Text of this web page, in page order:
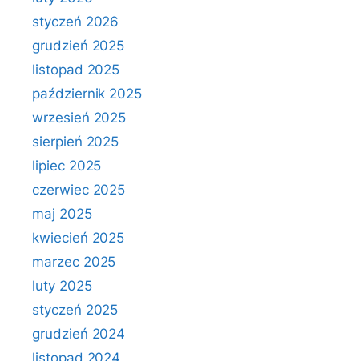
styczeń 2026
grudzień 2025
listopad 2025
październik 2025
wrzesień 2025
sierpień 2025
lipiec 2025
czerwiec 2025
maj 2025
kwiecień 2025
marzec 2025
luty 2025
styczeń 2025
grudzień 2024
listopad 2024